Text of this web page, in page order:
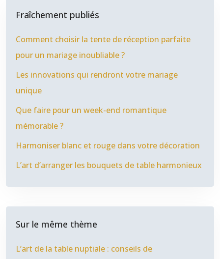
Fraîchement publiés
Comment choisir la tente de réception parfaite
pour un mariage inoubliable ?
Les innovations qui rendront votre mariage
unique
Que faire pour un week-end romantique
mémorable ?
Harmoniser blanc et rouge dans votre décoration
L’art d’arranger les bouquets de table harmonieux
Sur le même thème
L’art de la table nuptiale : conseils de